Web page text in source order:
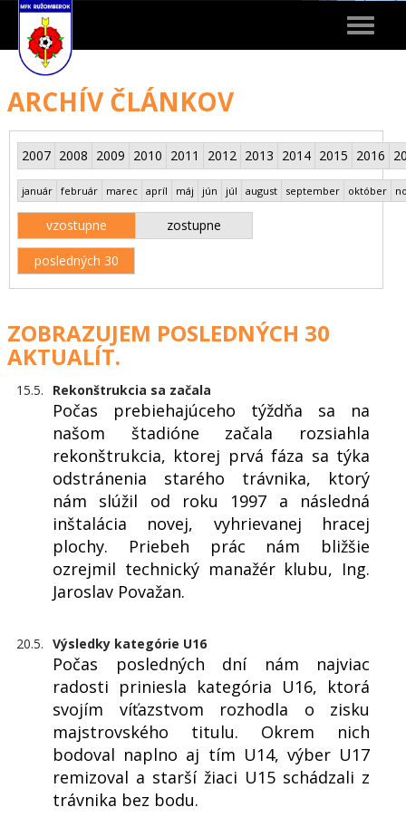
Toggle
ARCHÍV ČLÁNKOV
2007 2008 2009 2010 2011 2012 2013 2014 2015 2016
január február marec apríl máj jún júl august september október
vzostupne zostupne
posledných 30
ZOBRAZUJEM POSLEDNÝCH 30
AKTUALÍT.
15.5. Rekonštrukcia sa začala
Počas prebiehajúceho týždňa sa na
našom štadióne začala rozsiahla
rekonštrukcia, ktorej prvá fáza sa týka
odstránenia starého trávnika, ktorý
nám slúžil od roku 1997 a následná
inštalácia novej, vyhrievanej hracej
plochy. Priebeh prác nám bližšie
ozrejmil technický manažér klubu, Ing.
Jaroslav Považan.
20.5. Výsledky kategórie U16
Počas posledných dní nám najviac
radosti priniesla kategória U16, ktorá
svojím víťazstvom rozhodla o zisku
majstrovského titulu. Okrem nich
bodoval naplno aj tím U14, výber U17
remizoval a starší žiaci U15 schádzali z
trávnika bez bodu.